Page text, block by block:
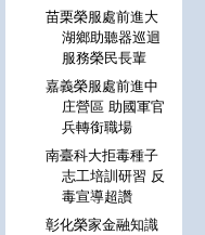
苗栗榮服處前進大
湖鄉助聽器巡迴
服務榮民長輩
嘉義榮服處前進中
庄營區 助國軍官
兵轉銜職場
南臺科大拒毒種子
志工培訓研習 反
毒宣導超讚
彰化榮家金融知識